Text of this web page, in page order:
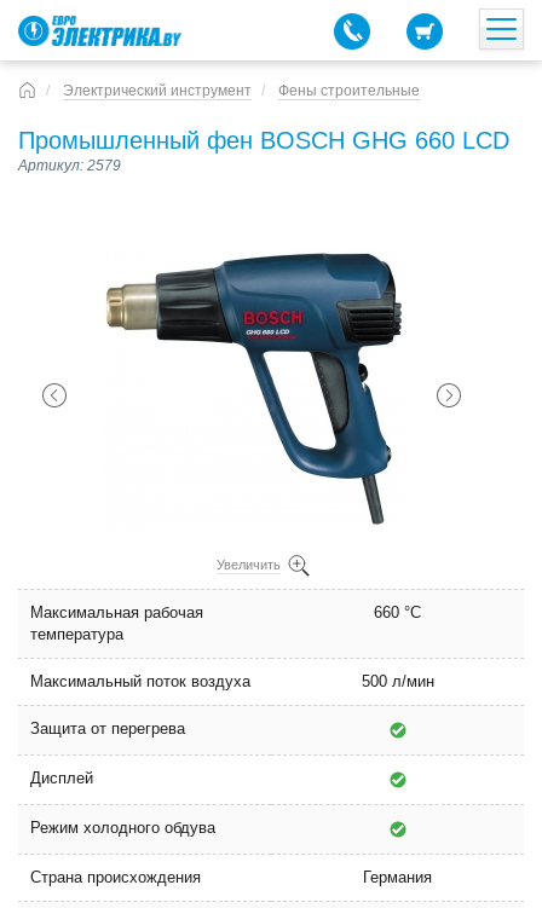
Электрический инструмент Фены строительные
Промышленный фен BOSCH GHG 660 LСD
Артикул: 2579
Увеличить
Максимальная рабочая
температура
660 °C
Максимальный поток воздуха 500 л/мин
Защита от перегрева
Дисплей
Режим холодного обдува
Страна происхождения Германия